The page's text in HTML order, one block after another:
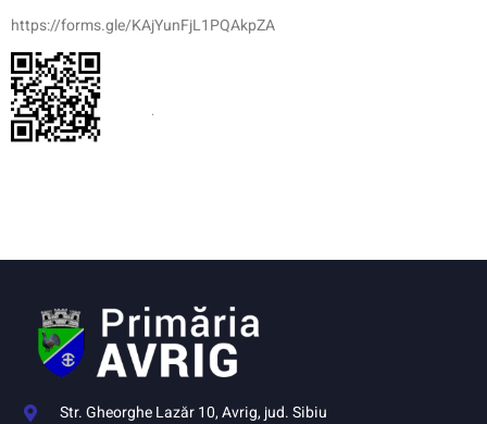
https://forms.gle/KAjYunFjL1PQAkpZA
Str. Gheorghe Lazăr 10, Avrig, jud. Sibiu